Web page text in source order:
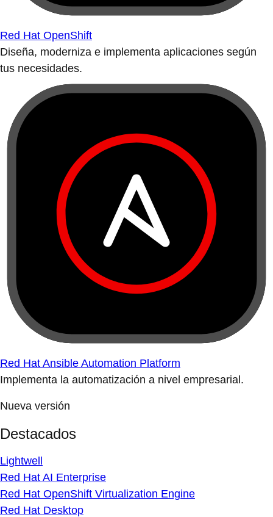
Red Hat OpenShift
Diseña, moderniza e implementa aplicaciones según
tus necesidades.
Red Hat Ansible Automation Platform
Implementa la automatización a nivel empresarial.
Nueva versión
Destacados
Lightwell
Red Hat AI Enterprise
Red Hat OpenShift Virtualization Engine
Red Hat Desktop